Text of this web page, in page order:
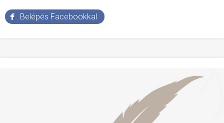
Belépés Facebookkal